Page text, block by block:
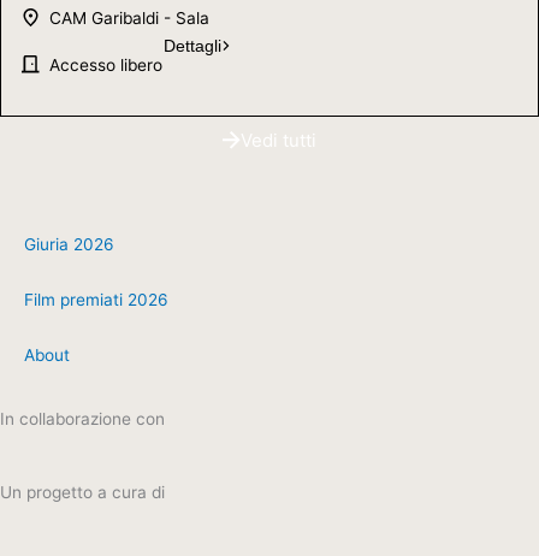
CAM Garibaldi - Sala
Accesso libero
Dettagli
Vedi tutti
Giuria 2026
Film premiati 2026
About
In collaborazione con
Un progetto a cura di